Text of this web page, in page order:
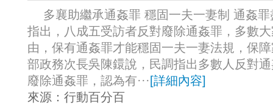
多襄助繼承通姦罪 穩固一夫一妻制 通姦
指出，八成五受訪者反對廢除通姦罪，多數
由，保有通姦罪才能穩固一夫一妻法規，保
部政務次長吳陳鐶說，民調指出多數人反對
廢除通姦罪，認為有··· [詳細內容]
來源： 行動百分百